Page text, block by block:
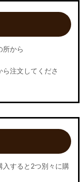
所から
ら注文してくださ
入すると2つ別々に購